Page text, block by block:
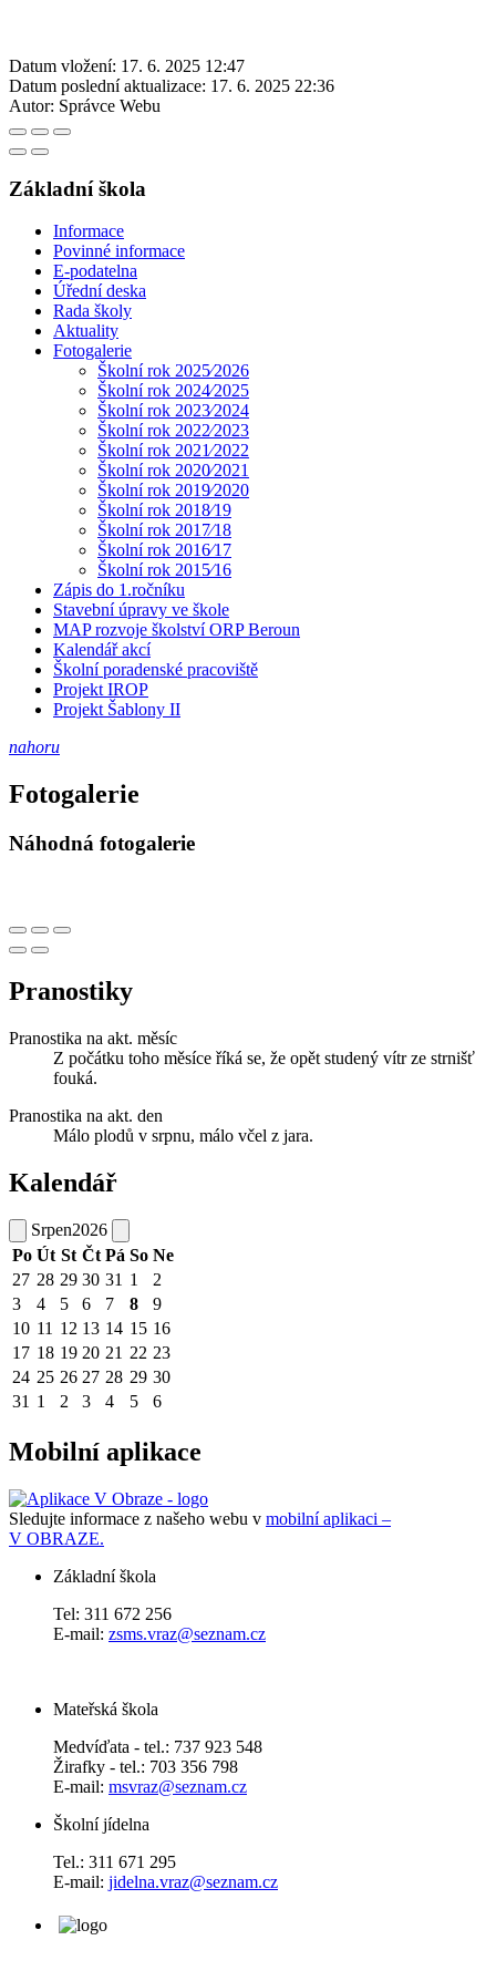
Datum vložení: 17. 6. 2025 12:47
Datum poslední aktualizace: 17. 6. 2025 22:36
Autor: Správce Webu
Základní škola
Informace
Povinné informace
E-podatelna
Úřední deska
Rada školy
Aktuality
Fotogalerie
Školní rok 2025⁄2026
Školní rok 2024⁄2025
Školní rok 2023⁄2024
Školní rok 2022⁄2023
Školní rok 2021⁄2022
Školní rok 2020⁄2021
Školní rok 2019⁄2020
Školní rok 2018⁄19
Školní rok 2017⁄18
Školní rok 2016⁄17
Školní rok 2015⁄16
Zápis do 1.ročníku
Stavební úpravy ve škole
MAP rozvoje školství ORP Beroun
Kalendář akcí
Školní poradenské pracoviště
Projekt IROP
Projekt Šablony II
nahoru
Fotogalerie
Náhodná fotogalerie
Pranostiky
Pranostika na akt. měsíc
Z počátku toho měsíce říká se, že opět studený vítr ze strnišť
fouká.
Pranostika na akt. den
Málo plodů v srpnu, málo včel z jara.
Kalendář
Srpen2026
Po Út St Čt Pá So Ne
27 28 29 30 31 1
2
3
4 5 6 7 8
9
10 11 12 13 14 15 16
17 18 19 20 21 22 23
24 25 26 27 28 29 30
31 1 2 3 4 5 6
Mobilní aplikace
Sledujte informace z našeho webu v mobilní aplikaci –
V OBRAZE.
Základní škola
Tel: 311 672 256
E-mail: zsms.vraz@seznam.cz
Mateřská škola
Medvíďata - tel.: 737 923 548
Žirafky - tel.: 703 356 798
E-mail: msvraz@seznam.cz
Školní jídelna
Tel.: 311 671 295
E-mail: jidelna.vraz@seznam.cz